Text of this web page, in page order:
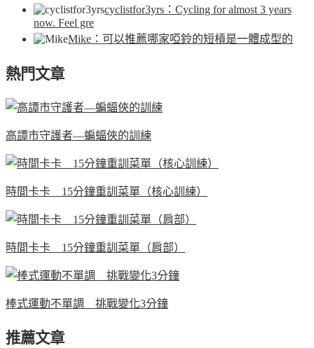
cyclistfor3yrs ：Cycling for almost 3 years
now. Feel gre
Mike ：可以推薦哪家啞鈴的短槓是一體成型的
熱門文章
高譚市守護者—蝙蝠俠的訓練
時間卡卡 15分鐘重訓菜單（核心訓練）
時間卡卡 15分鐘重訓菜單（肩部）
棒式運動不單調 挑戰變化3分鐘
推薦文章